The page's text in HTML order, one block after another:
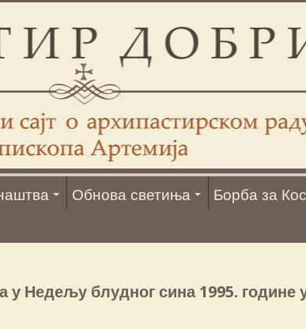
Обнова светиња Борба за
у Недељу блудног сина 1995. године